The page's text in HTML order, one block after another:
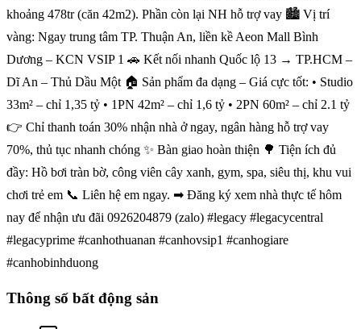
khoảng 478tr (căn 42m2). Phần còn lại NH hỗ trợ vay 🏙 Vị trí
vàng: Ngay trung tâm TP. Thuận An, liền kề Aeon Mall Bình
Dương – KCN VSIP 1 🚗 Kết nối nhanh Quốc lộ 13 → TP.HCM –
Dĩ An – Thủ Dầu Một 🏠 Sản phẩm đa dạng – Giá cực tốt: • Studio
33m² – chỉ 1,35 tỷ • 1PN 42m² – chỉ 1,6 tỷ • 2PN 60m² – chỉ 2.1 tỷ
👉 Chỉ thanh toán 30% nhận nhà ở ngay, ngân hàng hỗ trợ vay
70%, thủ tục nhanh chóng ✨ Bàn giao hoàn thiện 🌳 Tiện ích đủ
đầy: Hồ bơi tràn bờ, công viên cây xanh, gym, spa, siêu thị, khu vui
chơi trẻ em 📞 Liên hệ em ngay. ➡ Đăng ký xem nhà thực tế hôm
nay để nhận ưu đãi 0926204879 (zalo) #legacy #legacycentral
#legacyprime #canhothuanan #canhovsip1 #canhogiare
#canhobinhduong
Thông số bất động sản